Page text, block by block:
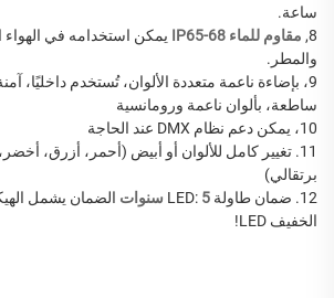
ساعة.
8, مقاوم للماء IP65-68
يمكن استخدامه في
والمطر.
9، بإضاءة ناعمة متعددة الألوان، تُستخدم داخليًا،
ساطعة، بألوان ناعمة ورومانسية
10، يمكن دعم نظام DMX عند الحاجة
11. تغيير كامل للألوان أو أبيض (أحمر، أزرق،
برتقالي)
12. ضمان طاولة LED:
5 سنوات
الضمان يشمل
الخفيف LED!